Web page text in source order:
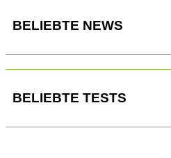
BELIEBTE NEWS
BELIEBTE TESTS